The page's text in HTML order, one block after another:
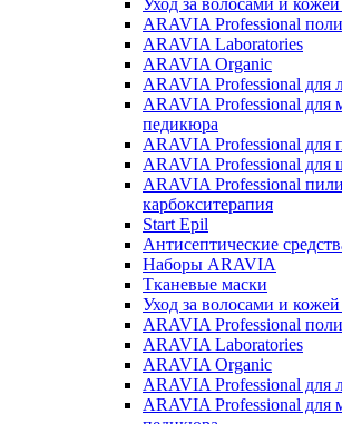
Уход за волосами и
ARAVIA Professional
ARAVIA Laboratories
ARAVIA Organic
ARAVIA Professional для
ARAVIA Professional для
педикюра
ARAVIA Professional для
ARAVIA Professional для
ARAVIA Professional
карбокситерапия
Start Epil
Антисептические
Наборы ARAVIA
Тканевые маски
Уход за волосами и
ARAVIA Professional
ARAVIA Laboratories
ARAVIA Organic
ARAVIA Professional для
ARAVIA Professional для